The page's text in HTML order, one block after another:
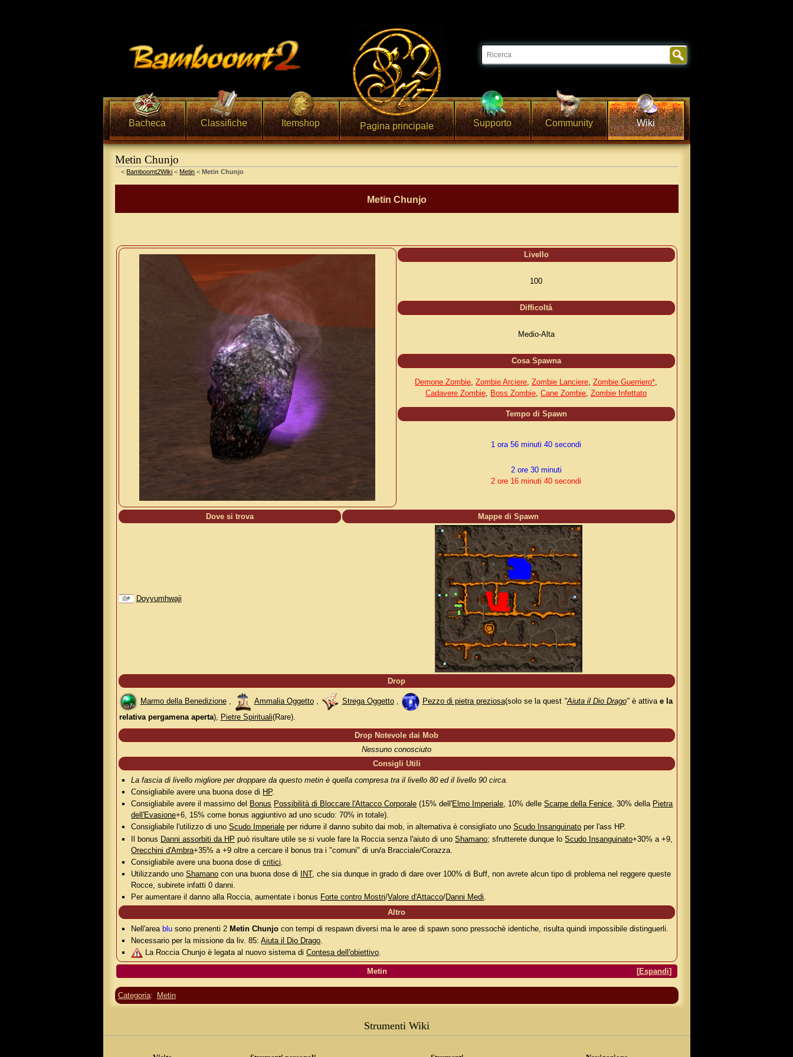
Bacheca Classifiche Itemshop Pagina principale Supporto Community Wiki
Metin Chunjo
Vai a:navigazione,ricerca
< Bamboomt2Wiki < Metin <Metin Chunjo
Metin Chunjo
Livello
100
Difficoltà
Medio-Alta
Cosa Spawna
Demone Zombie Zombie Arciere Zombie Lanciere Zombie Guerriero*
Cadavere Zombie Boss Zombie Cane Zombie Zombie Infettato
Tempo di Spawn
1 ora 56 minuti 40 secondi
2 ore 30 minuti
2 ore 16 minuti 40 secondi
Dove si trova Mappe di Spawn
Doyyumhwaji
Drop
Marmo della Benedizione, Ammalia Oggetto, Strega Oggetto, Pezzo di pietra preziosa(solo se la quest "Aiuta il Dio Drago"è attiva e la
relativa pergamena aperta), Pietre Spirituali(Rare).
Drop Notevole dai Mob
Nessuno conosciuto
Consigli Utili
La fascia di livello migliore per droppare da questo metin è quella compresa tra il livello 80 ed il livello 90 circa.
Consigliabile avere una buona dose di HP.
Consigliabile avere il massimo del Bonus Possibilità di Bloccare l'Attacco Corporale (15% dell'Elmo Imperiale, 10% delleScarpe della Fenice, 30% della Pietra
dell'Evasione+6, 15% come bonus aggiuntivo ad uno scudo: 70% in totale).
Consigliabile l'utilizzo di unoScudo Imperiale per ridurre il danno subito dai mob, in alternativa è consigliato unoScudo Insanguinato per l'ass HP.
Il bonus Danni assorbiti da HP può risultare utile se si vuole fare la Roccia senza l'aiuto di unoShamano; sfrutterete dunque loScudo Insanguinato+30% a +9,
Orecchini d'Ambra+35% a +9 oltre a cercare il bonus tra i "comuni" di un/a Bracciale/Corazza.
Consigliabile avere una buona dose dicritici
Utilizzando unoShamano con una buona dose di INT, che sia dunque in grado di dare over 100% di Buff, non avrete alcun tipo di problema nel reggere queste
Rocce, subirete infatti 0 danni.
Per aumentare il danno alla Roccia, aumentate i bonus Forte contro Mostri/Valore d'Attacco/Danni Medi.
Altro
Nell'areablu sono prenenti 2Metin Chunjo con tempi di respawn diversi ma le aree di spawn sono pressochè identiche, risulta quindi impossibile distinguerli.
Necessario per la missione da liv. 85:Aiuta il Dio Drago
La Roccia Chunjo è legata al nuovo sistema diContesa dell'obiettivo.
[Espandi]
Metin
Categoria: Metin
Strumenti Wiki